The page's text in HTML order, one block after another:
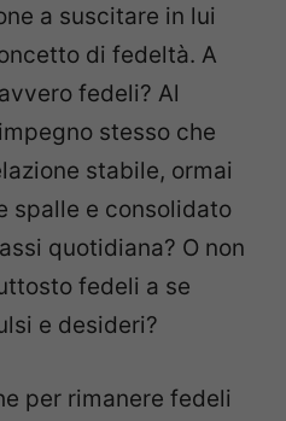
a suscitare in lui
di fedeltà. A
fedeli? Al
stesso che
stabile, ormai
spalle e consolidato
quotidiana? O non
fedeli a se
e desideri?
per rimanere fedeli